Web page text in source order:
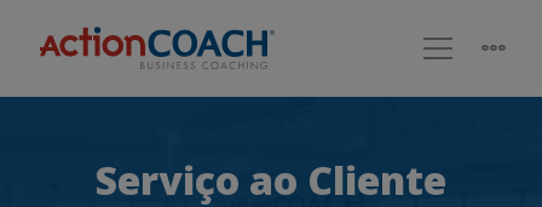
Serviço ao Cliente